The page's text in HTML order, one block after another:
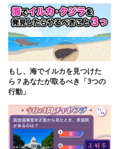
もし、海でイルカを見つけた
ら？あなたが取るべき「3つの
行動」